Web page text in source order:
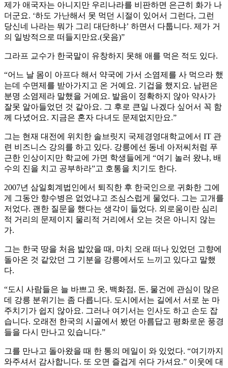
제가 애국자는 아니지만 우리나라를 비판하면 은근히 화가 나
더군요. ‘하도 가난해서 못 먹던 시절이 있어서 그런다, 그런
당신네 나라는 뭐가 그리 대단하냐’ 하면서 다툽니다. 제가 거
의 일방적으로 떠들지만요.(웃음)”
그라프 교수가 한국말이 유창하지 못해 애를 먹은 적도 있다.
“어느 날 몸이 아프다 해서 약국에 가서 소염제를 사 먹으라 했
는데 수면제를 받아가지고 온 거예요. 기겁을 했지요. 남편은
분명 소염제라 말했을 거예요. 발음이 정확하지 않아 약사가
잘못 알아들었던 것 같아요. 그 후로 큰일 나겠다 싶어서 꼭 함
께 다녔어요. 지금은 혼자 다녀도 문제없지만요.”
그는 현재 대전에 위치한 솔브릿지 국제경영대학교에서 IT 관
련 비즈니스 강의를 하고 있다. 강릉에선 동네 아저씨처럼 푸
근한 인상이지만 학교에 가면 학생들에게 “여기 놀러 왔냐, 배
수의 진을 치고 공부하라”고 호통을 치기도 한다.
2007년 삼일회계법인에서 퇴직한 후 한국인으로 귀화한 그에
게 그동안 향수병은 없었냐고 조심스럽게 물었다. 그는 고개를
저었다. 괜한 질문을 했다는 생각이 들었다. 외로움이란 심리
적 거리의 문제이지 물리적 거리에서 오는 것은 아니지 않는
가.
그는 한국 땅을 처음 밟았을 때, 마치 오래 떠나 있었던 고향에
돌아온 것 같았던 그 기분을 강릉에서도 느끼고 있다고 말했
다.
“도시 사람들은 늘 바쁘고 옷, 백화점, 돈, 물건에 관심이 많은
데 강릉 분위기는 좀 다릅니다. 도시에서는 길에서 서로 눈 마
주치기가 쉽지 않아요. 그러나 여기서는 인사도 하고 손도 잡
습니다. 오래전 한국의 시골에서 봤던 아름답고 평화로운 풍경
들을 다시 만나고 있습니다.”
그를 만나고 돌아왔을 때 한 통의 메일이 와 있었다. “여기까지
와주셔서 감사합니다. 또 오면 즐겁게 쉬다 가셔요.” 이웃에 대